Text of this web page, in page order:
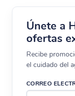
Únete a
ofertas
Recibe
el cuidado del
CORREO